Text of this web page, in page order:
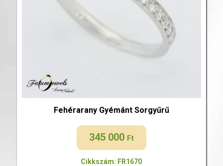
Fehérarany Gyémánt Sorgyűrű
345 000 Ft
Cikkszám: FR1670